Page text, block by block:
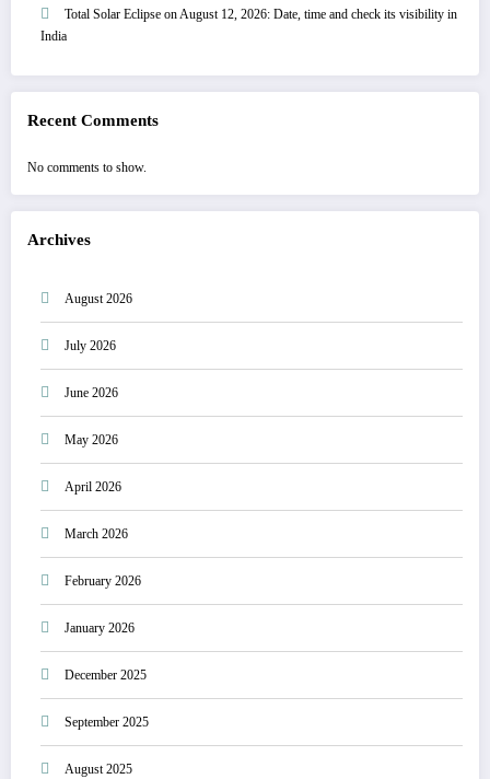
Total Solar Eclipse on August 12, 2026: Date, time and check its visibility in
India
Recent Comments
No comments to show.
Archives
August 2026
July 2026
June 2026
May 2026
April 2026
March 2026
February 2026
January 2026
December 2025
September 2025
August 2025